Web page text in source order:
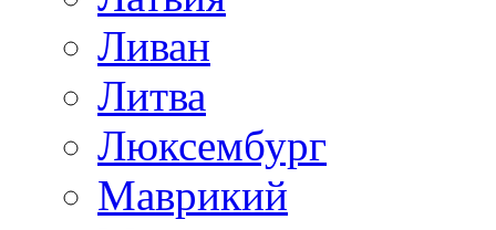
Ливан
Литва
Люксембург
Маврикий